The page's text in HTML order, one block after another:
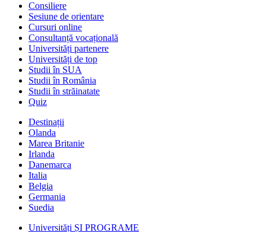
Consiliere
Sesiune de orientare
Cursuri online
Consultanță vocațională
Universități partenere
Universități de top
Studii în SUA
Studii în România
Studii în străinatate
Quiz
Destinații
Olanda
Marea Britanie
Irlanda
Danemarca
Italia
Belgia
Germania
Suedia
Universități ȘI PROGRAME